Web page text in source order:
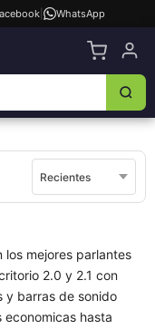
| WhatsApp
mejores parlantes
2.0 y 2.1 con
y barras de sonido
hasta